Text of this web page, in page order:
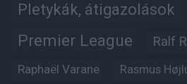
Pletykák, átigazolások
Premier League Ralf
Raphaël Varane Rasmus